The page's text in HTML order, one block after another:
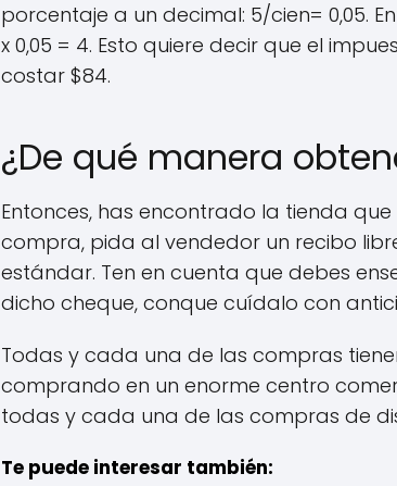
porcentaje a un decimal: 5/cien= 0,05.
x 0,05 = 4. Esto quiere decir que el
costar $84.
¿De qué manera
Entonces, has encontrado la tienda
compra, pida al vendedor un recibo
estándar. Ten en cuenta que debes
dicho cheque, conque cuídalo con
Todas y cada una de las compras
comprando en un enorme centro
todas y cada una de las compras de
Te puede interesar también: